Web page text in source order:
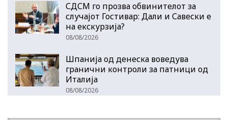
СДСМ го прозва обвинителот за
случајот Гостивар: Дали и Савески е
на екскурзија?
08/08/2026
Шпанија од денеска воведува
гранични контроли за патници од
Италија
08/08/2026